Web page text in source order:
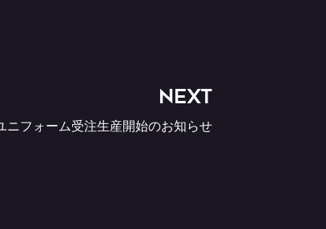
NEXT
フォーム受注生産開始のお知らせ